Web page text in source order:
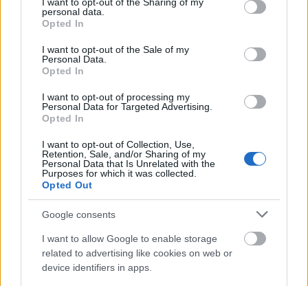
grant or deny consent to Google and its third-party tags to
use your data for below specified purposes in below Google
consent section.
personal data.
Opted In
I want to opt-out of the Sale of my
Personal Data.
Opted In
I want to opt-out of processing my
Personal Data for Targeted Advertising.
Opted In
I want to opt-out of Collection, Use,
Retention, Sale, and/or Sharing of my
Personal Data that Is Unrelated with the
Purposes for which it was collected.
Opted Out
Google consents
I want to allow Google to enable storage
related to advertising like cookies on web or
device identifiers in apps.
műemlékfelújítás
Történelmi táj, amelynek minden köve mesél –
megújul a tatai Angolkert
A projekt részeként megújulnak a területen található
műemlékek, köztük a különleges Műromok, valamint a közeli
Várkanyarban álló Nepomuki Szent János híd és szobor is.
M1 bővítés: már zajlik a teljesen új
Bicske Kelet csomópont építése